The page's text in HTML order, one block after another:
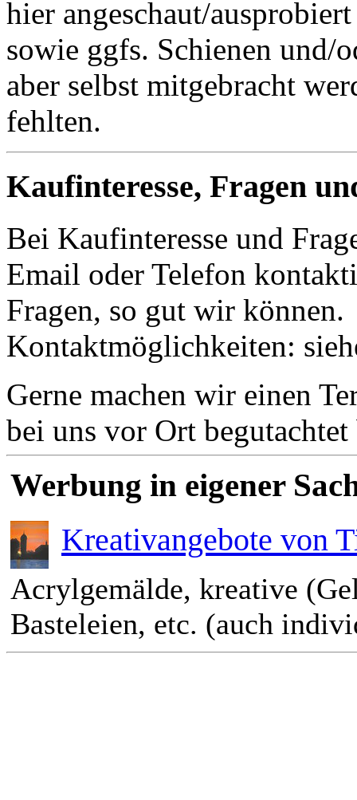
hier angeschaut/
sowie ggfs. Schienen und/
aber selbst mitgebracht
fehlten.
Kaufinteresse, Fragen
Bei Kaufinteresse und
Email oder Telefon
Fragen, so gut wir können.
Kontaktmöglichkeiten:
Gerne machen wir einen
bei uns vor Ort
Werbung in eigener
Kreativangebote von
Acrylgemälde, kreative
Basteleien, etc. (auch